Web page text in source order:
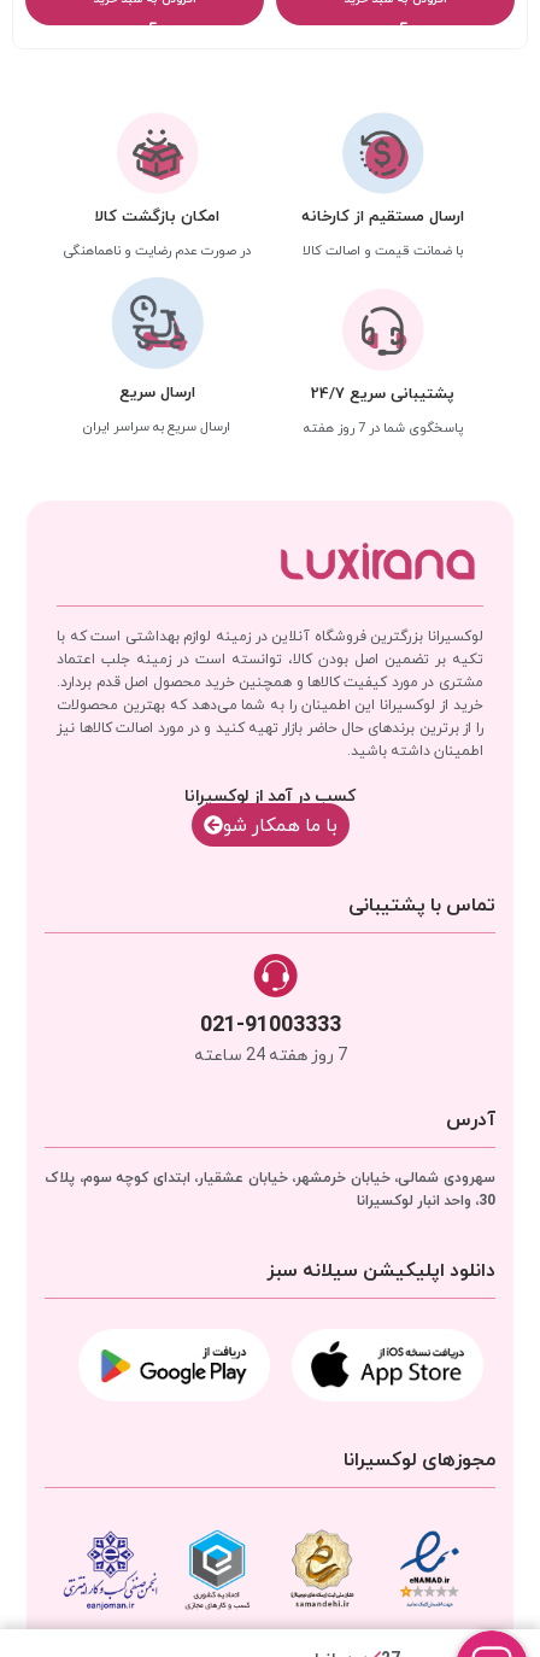
ارسال مستقیم از کارخانه
با ضمانت قیمت و اصالت کالا
امکان بازگشت کالا
در صورت عدم رضایت و ناهماهنگی
پشتیبانی سریع 24/7
پاسخگوی شما در 7 روز هفته
ارسال سریع
ارسال سریع به سراسر ایران
لوکسیرانا بزرگترین فروشگاه آنلاین در زمینه لوازم بهداشتی است که با
تکیه بر تضمین اصل بودن کالا، توانسته است در زمینه جلب اعتماد
مشتری در مورد کیفیت کالاها و همچنین خرید محصول اصل قدم بردارد.
خرید از لوکسیرانا این اطمینان را به شما می‌دهد که بهترین محصولات
را از برترین برندهای حال حاضر بازار تهیه کنید و در مورد اصالت کالاها نیز
اطمینان داشته باشید.
کسب در آمد از لوکسیرانا
با‌‌ ما همکار شو
تماس با پشتیبانی
021-91003333
7 روز هفته 24 ساعته
آدرس
سهرودی شمالی، خیابان خرمشهر، خیابان عشقیار، ابتدای کوچه سوم، پلاک
30، واحد انبار
لوکسیرانا
دانلود اپلیکیشن سیلانه سبز
مجوزهای لوکسیرانا